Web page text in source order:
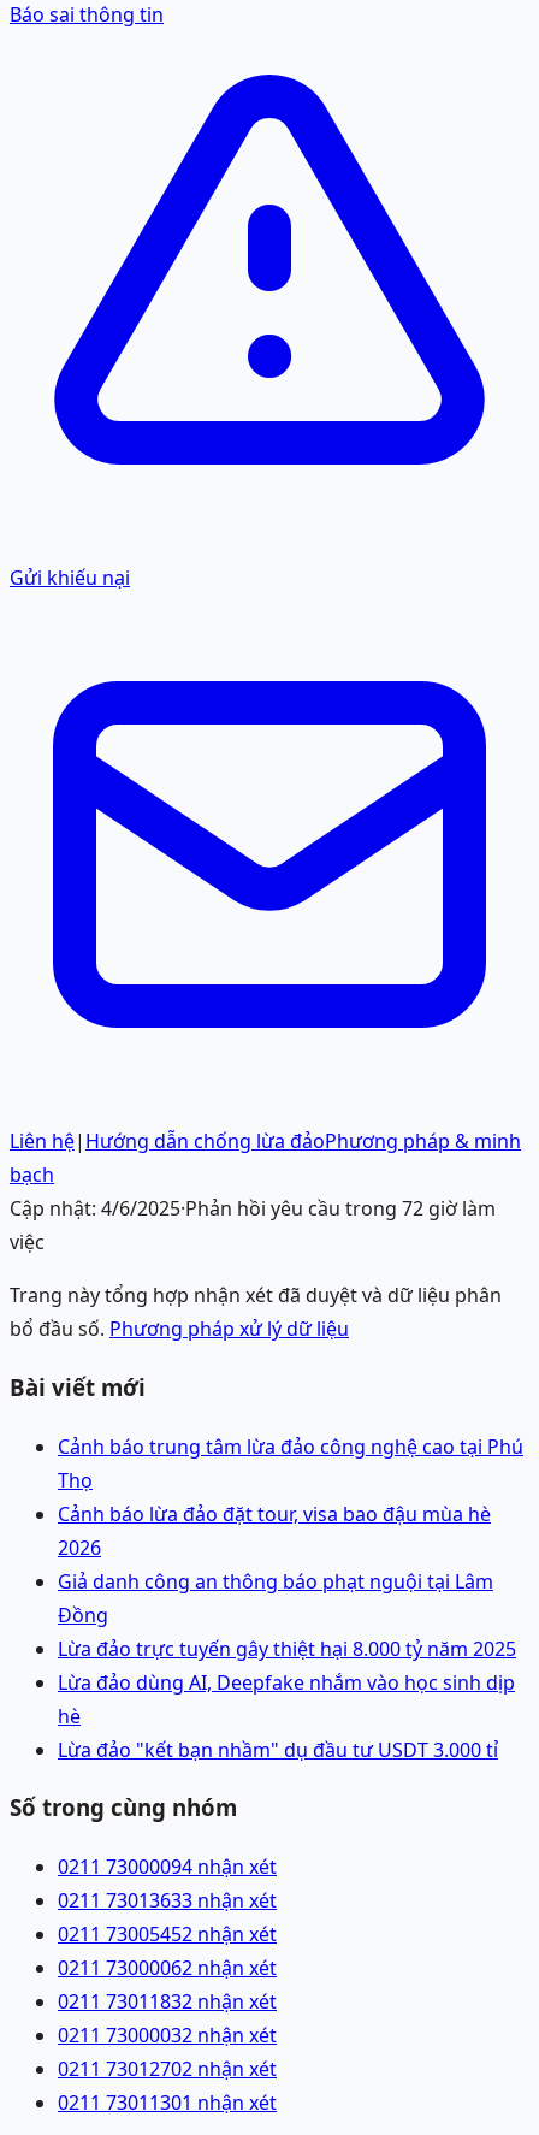
Báo sai thông tin
Gửi khiếu nại
Liên hệ| Hướng dẫn chống lừa đảoPhương pháp & minh
bạch
Cập nhật: 4/6/2025·Phản hồi yêu cầu trong 72 giờ làm
việc
Trang này tổng hợp nhận xét đã duyệt và dữ liệu phân
bổ đầu số. Phương pháp xử lý dữ liệu
Bài viết mới
Cảnh báo trung tâm lừa đảo công nghệ cao tại Phú
Thọ
Cảnh báo lừa đảo đặt tour, visa bao đậu mùa hè
2026
Giả danh công an thông báo phạt nguội tại Lâm
Đồng
Lừa đảo trực tuyến gây thiệt hại 8.000 tỷ năm 2025
Lừa đảo dùng AI, Deepfake nhắm vào học sinh dịp
hè
Lừa đảo "kết bạn nhầm" dụ đầu tư USDT 3.000 tỉ
Số trong cùng nhóm
0211 73000094 nhận xét
0211 73013633 nhận xét
0211 73005452 nhận xét
0211 73000062 nhận xét
0211 73011832 nhận xét
0211 73000032 nhận xét
0211 73012702 nhận xét
0211 73011301 nhận xét